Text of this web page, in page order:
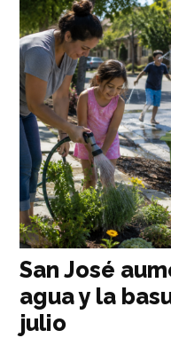
San José
agua y la
julio